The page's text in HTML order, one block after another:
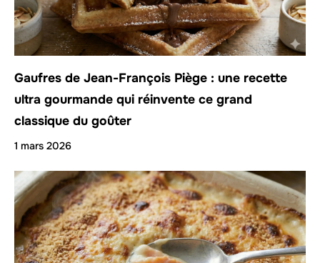
Gaufres de Jean-François Piège : une recette
ultra gourmande qui réinvente ce grand
classique du goûter
1 mars 2026